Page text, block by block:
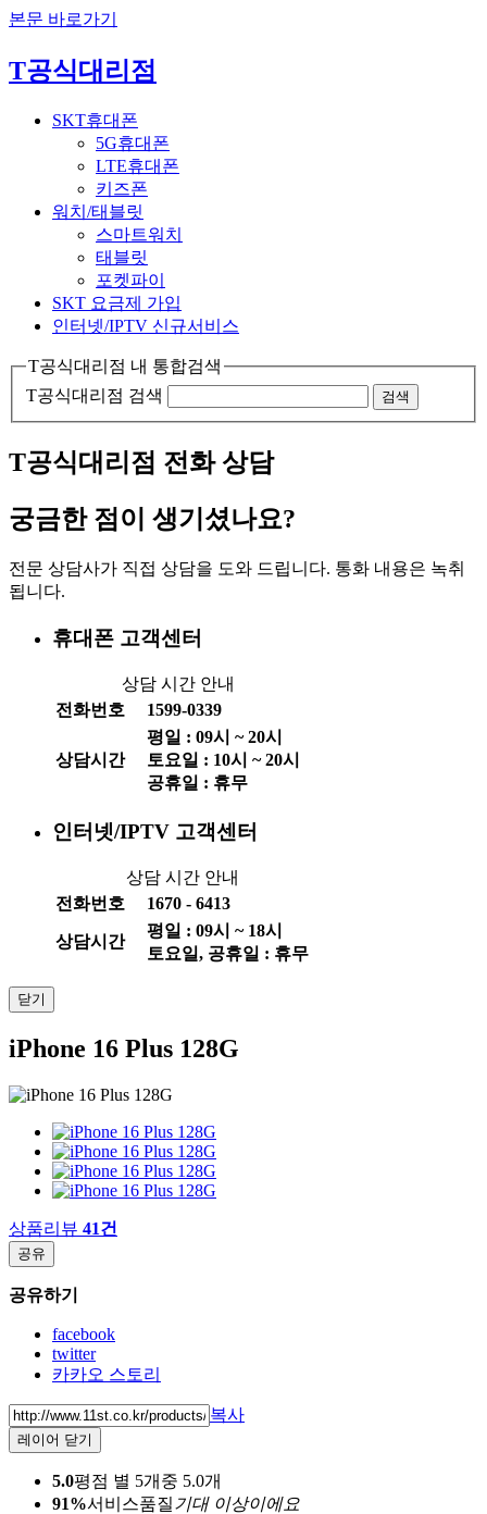
본문 바로가기
T공식대리점
SKT휴대폰
5G휴대폰
LTE휴대폰
키즈폰
워치/태블릿
스마트워치
태블릿
포켓파이
SKT 요금제 가입
인터넷/IPTV 신규서비스
T공식대리점 내 통합검색
T공식대리점 검색
검색
T공식대리점 전화 상담
궁금한 점이 생기셨나요?
전문 상담사가 직접 상담을 도와 드립니다. 통화 내용은 녹취
됩니다.
휴대폰 고객센터
상담 시간 안내
전화번호
1599-0339
상담시간
평일 : 09시 ~20시
토요일 : 10시 ~20시
공휴일 : 휴무
인터넷/IPTV 고객센터
상담 시간 안내
전화번호
1670 - 6413
상담시간
평일 : 09시 ~ 18시
토요일, 공휴일 : 휴무
닫기
iPhone 16 Plus 128G
상품리뷰 41건
공유
공유하기
facebook
twitter
카카오 스토리
복사
레이어 닫기
5.0평점 별 5개중 5.0개
91%서비스품질기대 이상이에요